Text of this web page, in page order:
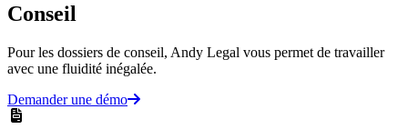
Conseil
Pour les dossiers de conseil, Andy Legal vous permet de travailler
avec une fluidité inégalée.
Demander une démo